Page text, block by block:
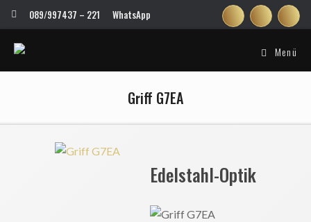
Inhalt
springen
089/997437 – 221 WhatsApp
Menü
Griff G7EA
Edelstahl-Optik